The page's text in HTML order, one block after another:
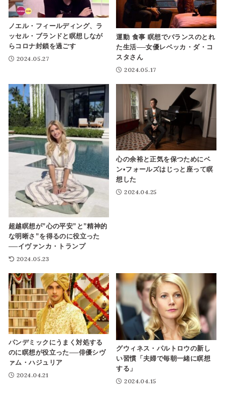
ノエル・フィールディング、ラ
ッセル・ブランドと瞑想しなが
らコロナ封鎖を過ごす
2024.05.27
運動 食事 瞑想でバランスのとれ
た生活──女優レベッカ・ダ・コ
スタさん
2024.05.17
超越瞑想が”心の平安”と”精神的
な明晰さ”を得るのに役立った
──イヴァンカ・トランプ
2024.05.23
心の余裕と正気を保つためにベ
ン•フォールズはじっと座って瞑
想した
2024.04.25
パンデミックにうまく対処する
のに瞑想が役立った──俳優シヴ
ァム・ハジュリア
2024.04.21
グウィネス・パルトロウの新し
い習慣「夫婦で毎朝一緒に瞑想
する」
2024.04.15